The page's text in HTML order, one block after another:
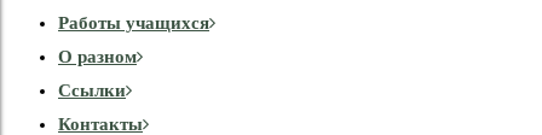
Работы учащихся
О разном
Cсылки
Контакты